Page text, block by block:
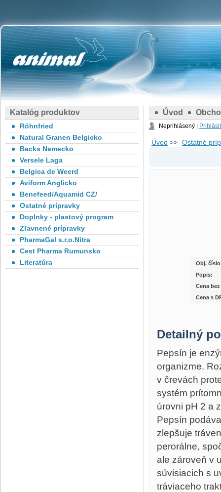
Úvod
Neprihlásený |
Úvod >> Ostatné
Obj.
Popis:
Cena bez
Cena s
Detailný
Pepsín je
organizme.
v črevách
systém
úrovni pH 2 a
Pepsín
zlepšuje
perorálne,
ale zároveň v
súvisiacich s
tráviaceho
Katalóg produktov
Röhnfried
Natural Granen Belgicko
Backs Nemecko
Versele Laga
Belgica de Weerd
Aviform Anglicko
Benefeed/Aquamid CZ/
Ostatné prípravky
Doplnky - plastový program
Zľavnené prípravky
PharmaGal s.r.o.Nitra
Cest Pharma Rumunsko
Literatúra